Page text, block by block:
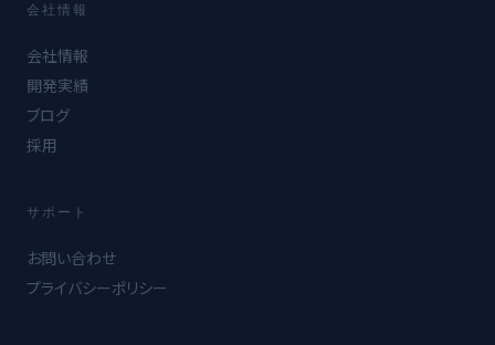
会社情報
会社情報
開発実績
ブログ
採用
サポート
お問い合わせ
プライバシーポリシー